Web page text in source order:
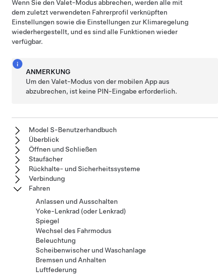
Wenn Sie den Valet-Modus abbrechen, werden alle mit
dem zuletzt verwendeten Fahrerprofil verknüpften
Einstellungen sowie die Einstellungen zur Klimaregelung
wiederhergestellt, und es sind alle Funktionen wieder
verfügbar.
ANMERKUNG
Um den Valet-Modus von der mobilen App aus
abzubrechen, ist keine PIN-Eingabe erforderlich.
Model S-Benutzerhandbuch
Überblick
Öffnen und Schließen
Staufächer
Rückhalte- und Sicherheitssysteme
Verbindung
Fahren
Anlassen und Ausschalten
Yoke-Lenkrad (oder Lenkrad)
Spiegel
Wechsel des Fahrmodus
Beleuchtung
Scheibenwischer und Waschanlage
Bremsen und Anhalten
Luftfederung